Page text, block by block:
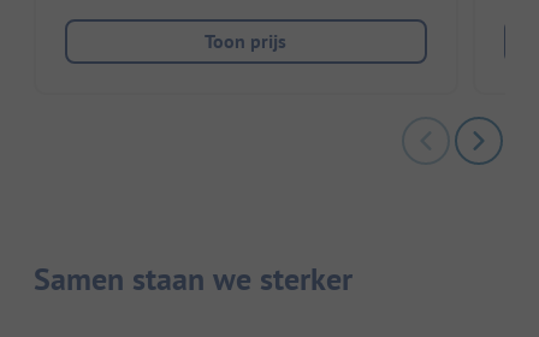
Toon prijs
Samen staan we sterker